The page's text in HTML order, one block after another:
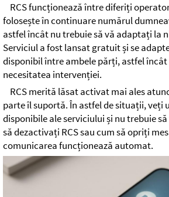
RCS funcționează între diferiți
folosește în continuare numărul
astfel încât nu trebuie să vă adaptați la
Serviciul a fost lansat gratuit și se
disponibil între ambele părți, astfel
necesitatea intervenției.
RCS merită lăsat activat mai ales
parte îl suportă. În astfel de situații, veți
disponibile ale serviciului și nu trebuie
să dezactivați RCS sau cum să opriți
comunicarea funcționează automat.